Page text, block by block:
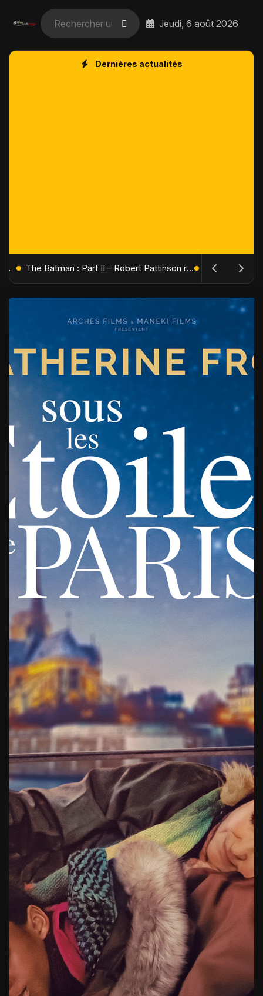
Jeudi, 6 août 2026
Dernières actualités
L'Âge de Glace : Le Réveil du Volcan – Manny, Sid et Diego de retour pour une aventure explosive The Batman : Part II – Robert Pattinson replonge dans les ténèbres de Gotham dès octobre 2027